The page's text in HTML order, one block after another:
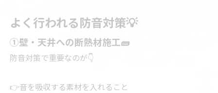
よく行われる防音対策💡
①壁・天井への断熱材施工🧱
防音対策で重要なのが👇
👉音を吸収する素材を入れること